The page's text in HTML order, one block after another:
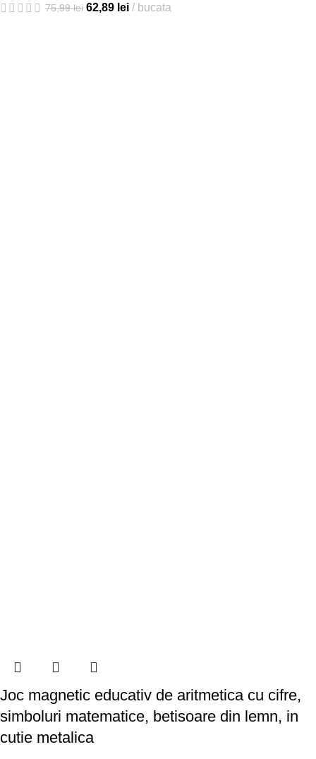
75,99lei 62,89 lei bucata
Joc magnetic educativ de aritmetica cu cifre,
simboluri matematice, betisoare din lemn, in
cutie metalica